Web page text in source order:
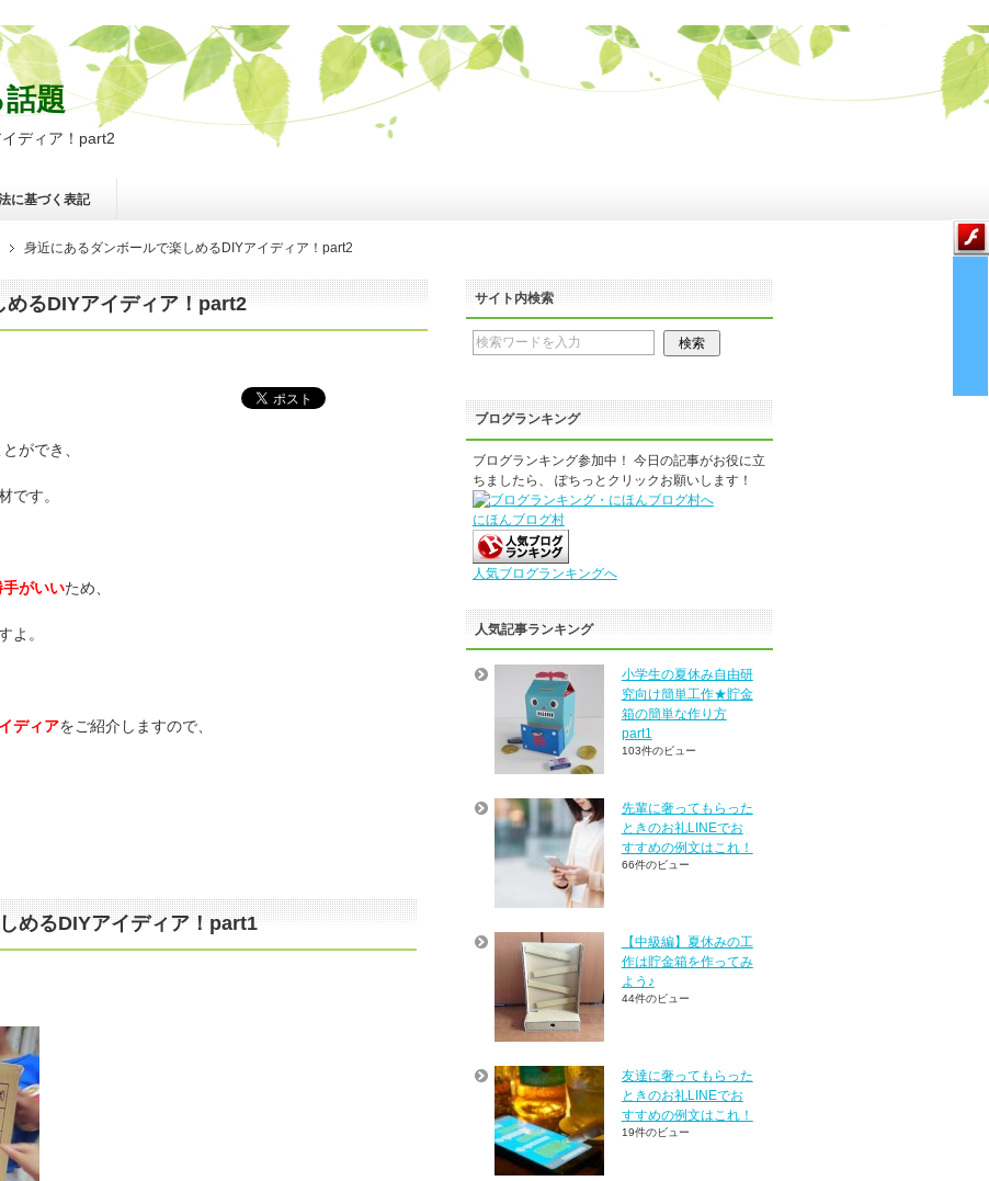
題
ディア！part2
に基づく表記
身近にあるダンボールで楽しめるDIYアイディア！part2
めるDIYアイディア！part2
ができ、
です。
がいいため、
よ。
ディアをご紹介しますので、
めるDIYアイディア！part1
サイト内検索
ブログランキング
ブログランキング参加中！ 今日の記事がお役に立
ちましたら、 ぽちっとクリックお願いします！
にほんブログ村
人気ブログランキングへ
人気記事ランキング
小学生の夏休み自由研
究向け簡単工作★貯金
箱の簡単な作り方
part1
103件のビュー
先輩に奢ってもらった
ときのお礼LINEでお
すすめの例文はこれ！
66件のビュー
【中級編】夏休みの工
作は貯金箱を作ってみ
よう♪
44件のビュー
友達に奢ってもらった
ときのお礼LINEでお
すすめの例文はこれ！
19件のビュー